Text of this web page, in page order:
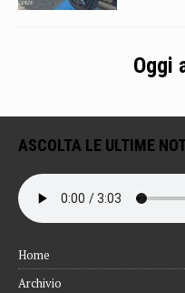
Oggi
ASCOLTA LE ULTIME
Home
Archivio